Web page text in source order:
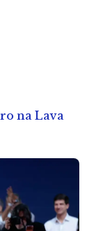
na Lava